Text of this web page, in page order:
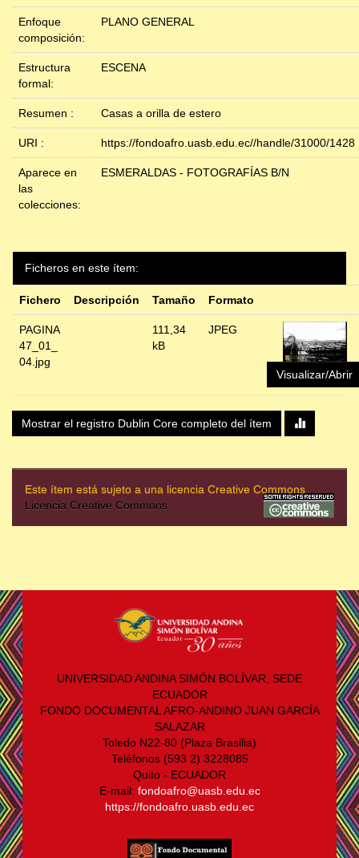
Enfoque
composición:
PLANO GENERAL
Estructura
formal:
ESCENA
Resumen : Casas a orilla de estero
URI : https://fondoafro.uasb.edu.ec//handle/31000/1428
Aparece en
las
colecciones:
ESMERALDAS - FOTOGRAFÍAS B/N
Ficheros en este ítem:
Fichero Descripción Tamaño Formato
PAGINA
47_01_
04.jpg
111,34
kB
JPEG
Visualizar/Abrir
Mostrar el registro Dublin Core completo del ítem
Este ítem está sujeto a una licencia Creative Commons
Licencia Creative Commons
UNIVERSIDAD ANDINA SIMÓN BOLÍVAR, SEDE
ECUADOR
FONDO DOCUMENTAL AFRO-ANDINO JUAN GARCÍA
SALAZAR
Toledo N22-80 (Plaza Brasilia)
Teléfonos (593 2) 3228085
Quito - ECUADOR
E-mail: fondoafro@uasb.edu.ec
https://fondoafro.uasb.edu.ec